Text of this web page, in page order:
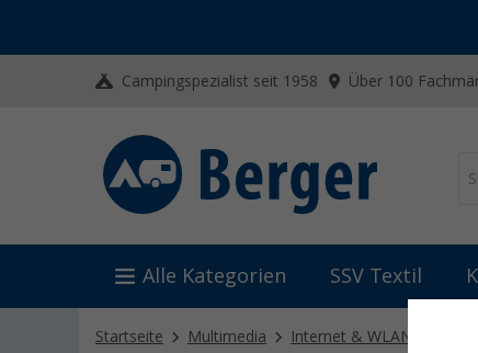
Campingspezialist seit 1958 Über 100
Alle Kategorien SSV Textil
Startseite Multimedia Internet & WLAN